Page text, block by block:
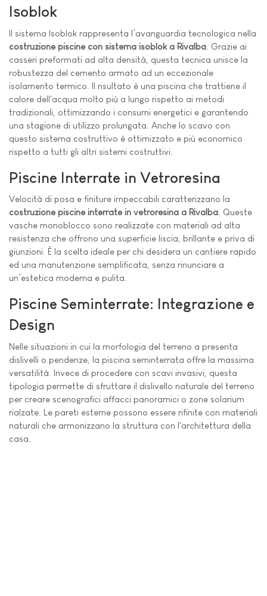
Isoblok
Il sistema Isoblok rappresenta l’avanguardia tecnologica nella
costruzione piscine con sistema isoblok a Rivalba . Grazie ai
casseri preformati ad alta densità, questa tecnica unisce la
robustezza del cemento armato ad un eccezionale
isolamento termico. Il risultato è una piscina che trattiene il
calore dell'acqua molto più a lungo rispetto ai metodi
tradizionali, ottimizzando i consumi energetici e garantendo
una stagione di utilizzo prolungata. Anche lo scavo con
questo sistema costruttivo è ottimizzato e più economico
rispetto a tutti gli altri sistemi costruttivi.
Piscine Interrate in Vetroresina
Velocità di posa e finiture impeccabili caratterizzano la
costruzione piscine interrate in vetroresina a Rivalba. Queste
vasche monoblocco sono realizzate con materiali ad alta
resistenza che offrono una superficie liscia, brillante e priva di
giunzioni. È la scelta ideale per chi desidera un cantiere rapido
ed una manutenzione semplificata, senza rinunciare a
un’estetica moderna e pulita.
Piscine Seminterrate: Integrazione e
Design
Nelle situazioni in cui la morfologia del terreno a presenta
dislivelli o pendenze, la piscina seminterrata offre la massima
versatilità. Invece di procedere con scavi invasivi, questa
tipologia permette di sfruttare il dislivello naturale del terreno
per creare scenografici affacci panoramici o zone solarium
rialzate. Le pareti esterne possono essere rifinite con materiali
naturali che armonizzano la struttura con l'architettura della
casa.